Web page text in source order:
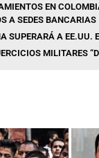
EN
A SEDES BANCARIAS
SUPERARÁ A EE.UU.
MILITARES